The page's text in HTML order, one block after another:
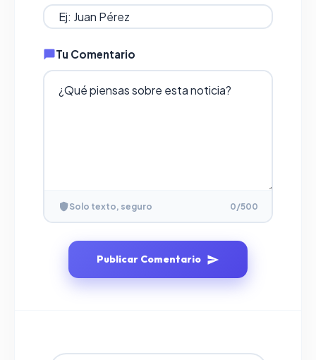
Tu Comentario
Solo texto, seguro 0/500
Publicar Comentario